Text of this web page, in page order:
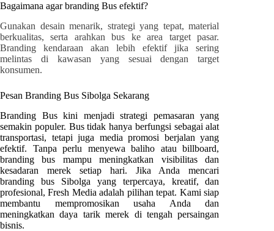
Bagaimana agar branding Bus efektif?
Gunakan desain menarik, strategi yang tepat, material
berkualitas, serta arahkan bus ke area target pasar.
Branding kendaraan akan lebih efektif jika sering
melintas di kawasan yang sesuai dengan target
konsumen.
Pesan Branding Bus Sibolga Sekarang
Branding Bus kini menjadi strategi pemasaran yang
semakin populer. Bus tidak hanya berfungsi sebagai alat
transportasi, tetapi juga media promosi berjalan yang
efektif. Tanpa perlu menyewa baliho atau billboard,
branding bus mampu meningkatkan visibilitas dan
kesadaran merek setiap hari. Jika Anda mencari
branding bus Sibolga yang terpercaya, kreatif, dan
profesional, Fresh Media adalah pilihan tepat. Kami siap
membantu mempromosikan usaha Anda dan
meningkatkan daya tarik merek di tengah persaingan
bisnis.